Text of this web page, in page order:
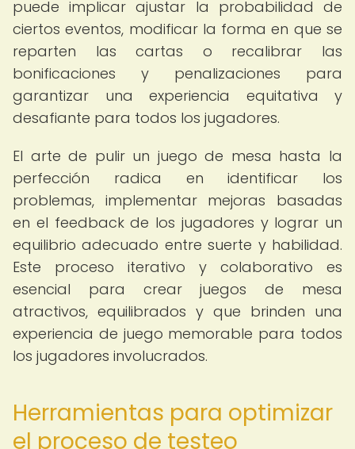
puede implicar ajustar la probabilidad de
ciertos eventos, modificar la forma en que se
reparten las cartas o recalibrar las
bonificaciones y penalizaciones para
garantizar una experiencia equitativa y
desafiante para todos los jugadores.
El arte de pulir un juego de mesa hasta la
perfección radica en identificar los
problemas, implementar mejoras basadas
en el feedback de los jugadores y lograr un
equilibrio adecuado entre suerte y habilidad.
Este proceso iterativo y colaborativo es
esencial para crear juegos de mesa
atractivos, equilibrados y que brinden una
experiencia de juego memorable para todos
los jugadores involucrados.
Herramientas para optimizar
el proceso de testeo